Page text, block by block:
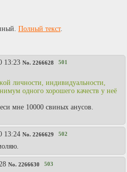
Полный текст.
13:23 No. 2266628 501
личности, индивидуальности,
одного хорошего качеств у неё
мне 10000 свиных анусов.
13:24 No. 2266629 502
No. 2266630 503